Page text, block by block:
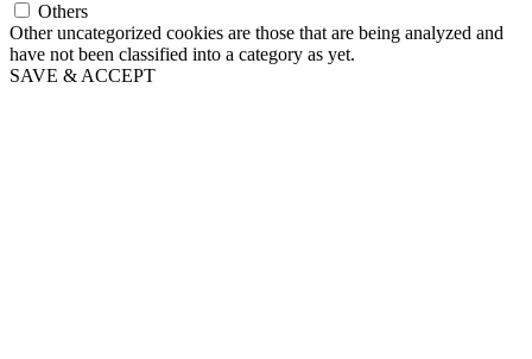
Others
Other uncategorized cookies are those that are being analyzed and
have not been classified into a category as yet.
SAVE & ACCEPT